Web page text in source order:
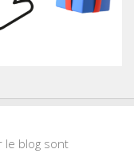
le blog sont